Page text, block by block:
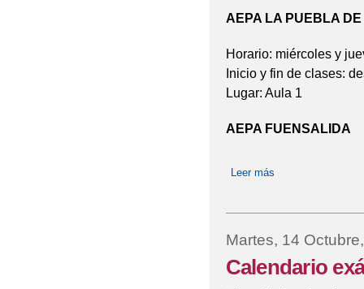
AEPA LA PUEBLA
Horario: miércoles y
Inicio y fin de clases:
Lugar: Aula 1
AEPA FUENSALIDA
Leer más
Martes, 14
Calendario